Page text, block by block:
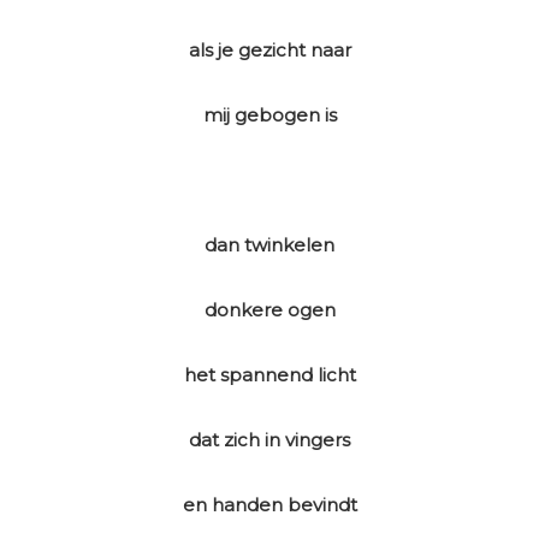
als je gezicht naar
mij gebogen is
dan twinkelen
donkere ogen
het spannend licht
dat zich in vingers
en handen bevindt